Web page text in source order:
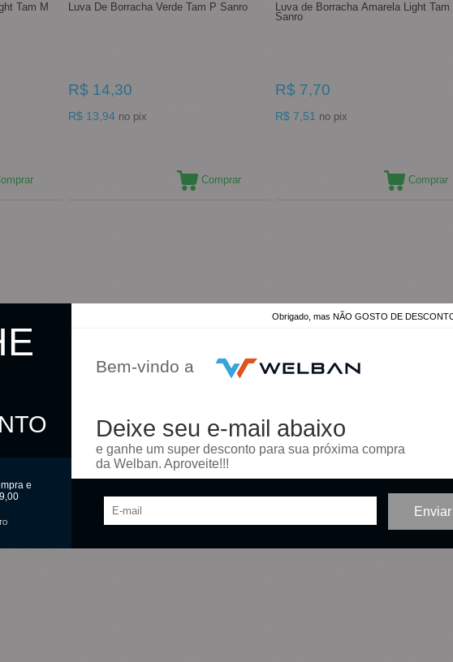
Obrigado, mas NÃO GOSTO DE
e
Bem-vindo a
Deixe seu e-mail abaixo
e ganhe um super desconto para sua próxima compra
da Welban. Aproveite!!!
Tam M
Luva De Borracha Verde Tam P Sanro
R$ 14,30
R$ 13,94 no pix
Comprar
Luva de Borracha Amarela Light Tam
Sanro
R$ 7,70
R$ 7,51 no pix
Comprar